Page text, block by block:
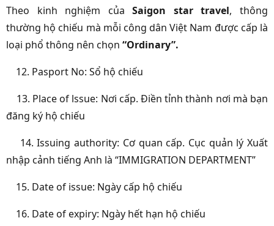
Theo kinh nghiệm củaSaigon star travel, thông
thường hộ chiếu mà mỗi công dân Việt Nam được cấp là
loại phổ thông nên chọn “Ordinary”.
12. Pasport No: Sổ hộ chiếu
13. Place of lssue: Nơi cấp. Điền tỉnh thành nơi mà bạn
đăng ký hộ chiếu
14. Issuing authority: Cơ quan cấp. Cục quản lý Xuất
nhập cảnh tiếng Anh là “IMMIGRATION DEPARTMENT”
15. Date of issue: Ngày cấp hộ chiếu
16. Date of expiry: Ngày hết hạn hộ chiếu